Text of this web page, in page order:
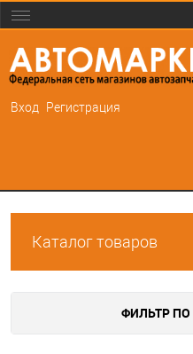
Вход Регистрация
Каталог товаров
ФИЛЬТР